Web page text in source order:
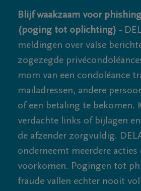
Blijf waakzaam voor
(poging tot oplichting) -
meldingen over valse
zogezegde
mom van een condoléance
mailadressen, andere
of een betaling te bekomen.
verdachte links of bijlagen
de afzender zorgvuldig.
onderneemt meerdere
voorkomen. Pogingen tot
fraude vallen echter nooit